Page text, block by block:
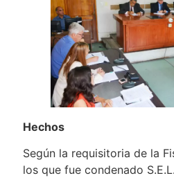
Hechos
Según la requisitoria de la
los que fue condenado